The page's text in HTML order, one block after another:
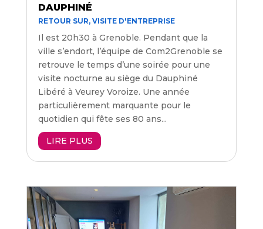
DAUPHINÉ
RETOUR SUR, VISITE D'ENTREPRISE
Il est 20h30 à Grenoble. Pendant que la
ville s’endort, l’équipe de Com2Grenoble se
retrouve le temps d’une soirée pour une
visite nocturne au siège du Dauphiné
Libéré à Veurey Voroize. Une année
particulièrement marquante pour le
quotidien qui fête ses 80 ans...
LIRE PLUS